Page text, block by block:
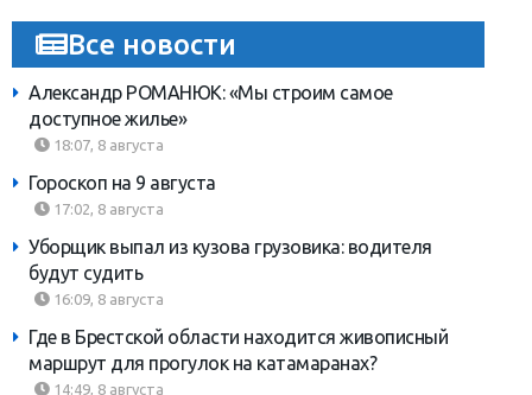
Все новости
Александр РОМАНЮК: «Мы строим самое
доступное жилье»
18:07, 8 августа
Гороскоп на 9 августа
17:02, 8 августа
Уборщик выпал из кузова грузовика: водителя
будут судить
16:09, 8 августа
Где в Брестской области находится живописный
маршрут для прогулок на катамаранах?
14:49, 8 августа